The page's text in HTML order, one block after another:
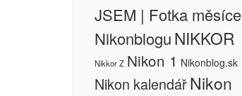
JSEM | Fotka měsíce
NikonbloguNIKKOR
Nikkor Z Nikon 1 Nikonblog.sk
Nikon kalendářNikon